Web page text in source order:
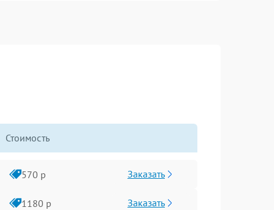
Стоимость
570 р Заказать
1180 р Заказать